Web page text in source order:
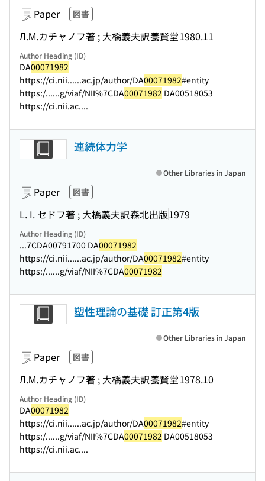
Paper 図書
Л.М.カチャノフ著 ; 大橋義夫訳養賢堂1980.11
Author Heading (ID)
DA00071982
https://ci.nii......ac.jp/author/DA00071982#entity
https:/......g/viaf/NII%7CDA00071982 DA00518053
https://ci.nii.ac....
連続体力学
Paper 図書
L. I. セドフ著 ; 大橋義夫訳森北出版1979
Other Libraries in Japan
Author Heading (ID)
...7CDA00791700 DA00071982
https://ci.nii......ac.jp/author/DA00071982#entity
https:/......g/viaf/NII%7CDA00071982
塑性理論の基礎 訂正第4版
Paper 図書
Л.М.カチャノフ著 ; 大橋義夫訳養賢堂1978.10
Other Libraries in Japan
Author Heading (ID)
DA00071982
https://ci.nii......ac.jp/author/DA00071982#entity
https:/......g/viaf/NII%7CDA00071982 DA00518053
https://ci.nii.ac....